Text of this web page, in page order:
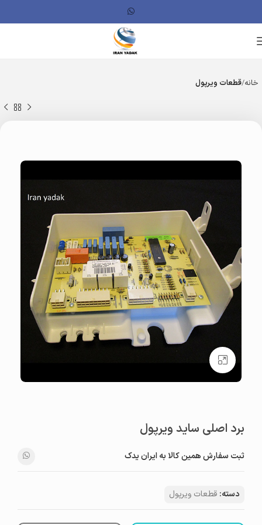
خانه قطعات ویرپول
بزرگنمایی تصویر
برد اصلی ساید ویرپول
ثبت سفارش همین کالا به ایران یدک
دسته: قطعات ویرپول